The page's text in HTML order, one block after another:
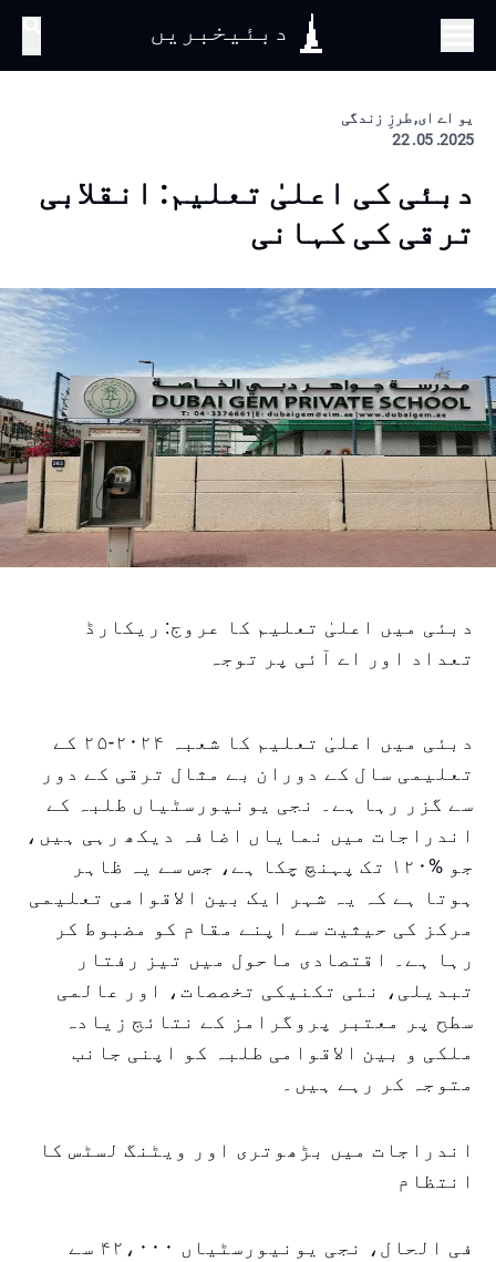
دبئیخبریں
یو اے ای, طرزِ زندگی
2025. 05. 22
دبئی کی اعلیٰ تعلیم: انقلابی
ترقی کی کہانی
دبئی میں اعلیٰ تعلیم کا عروج: ریکارڈ
تعداد اور اے آئی پر توجہ
دبئی میں اعلیٰ تعلیم کا شعبہ ۲۰۲۴-۲۵ کے
تعلیمی سال کے دوران بے مثال ترقی کے دور
سے گزر رہا ہے۔ نجی یونیورسٹیاں طلبہ کے
اندراجات میں نمایاں اضافہ دیکھ رہی ہیں،
جو %۱۲۰ تک پہنچ چکا ہے، جس سے یہ ظاہر
ہوتا ہے کہ یہ شہر ایک بین الاقوامی تعلیمی
مرکز کی حیثیت سے اپنے مقام کو مضبوط کر
رہا ہے۔ اقتصادی ماحول میں تیز رفتار
تبدیلی، نئی تکنیکی تخصصات، اور عالمی
سطح پر معتبر پروگرامز کے نتائج زیادہ
ملکی و بین الاقوامی طلبہ کو اپنی جانب
متوجہ کر رہے ہیں۔
اندراجات میں بڑھوتری اور ویٹنگ لسٹس کا
انتظام
فی الحال، نجی یونیورسٹیاں ۴۲،۰۰۰ سے